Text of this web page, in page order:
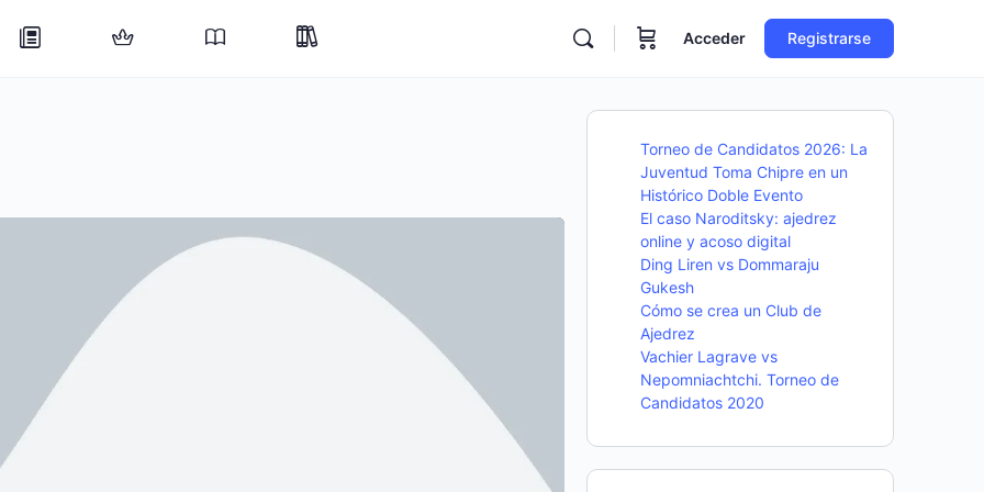
Acceder Registrarse
Torneo de Candidatos 2026: La
Juventud Toma Chipre en un
Histórico Doble Evento
El caso Naroditsky: ajedrez
online y acoso digital
Ding Liren vs Dommaraju
Gukesh
Cómo se crea un Club de
Ajedrez
Vachier Lagrave vs
Nepomniachtchi. Torneo de
Candidatos 2020